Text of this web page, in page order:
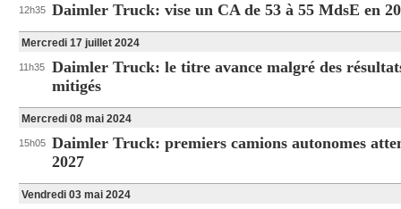
12h35 Daimler Truck: vise un CA de 53 à 55 MdsE en
Mercredi 17 juillet 2024
11h35
Daimler Truck: le titre avance malgré des
mitigés
Mercredi 08 mai 2024
15h05 Daimler Truck: premiers camions autonomes
2027
Vendredi 03 mai 2024